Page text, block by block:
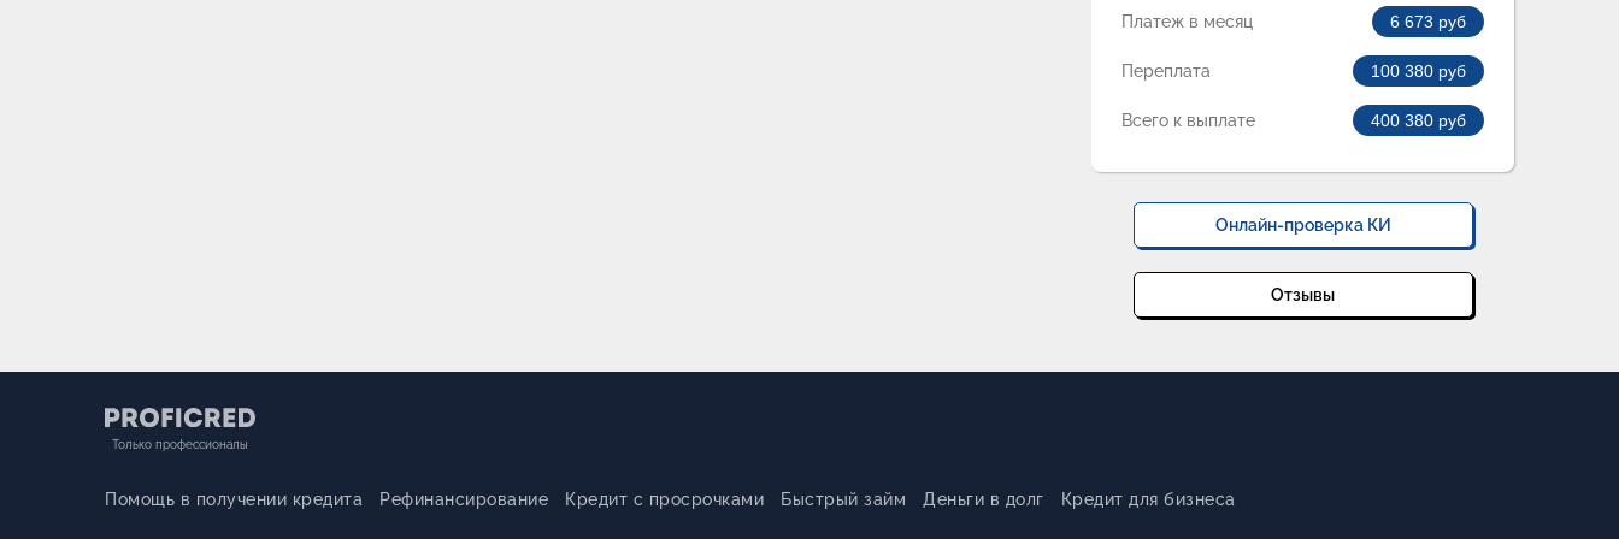
Платеж в месяц 6 673 руб
Переплата 100 380 руб
Всего к выплате 400 380 руб
Онлайн-проверка КИ
Отзывы
Только профессионалы
Помощь в получении кредита Рефинансирование Кредит с просрочками Быстрый займ Деньги в долг Кредит для бизнеса